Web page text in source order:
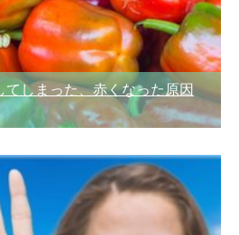
てしまった、赤くなった原因